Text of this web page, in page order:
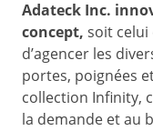
Adateck Inc.
concept, soit
d’agencer les
portes, poignées
collection Infinity,
la demande et au